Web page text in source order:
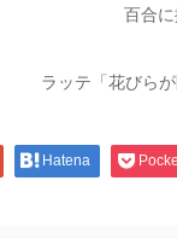
百合
ラッテ「花びら
Hatena